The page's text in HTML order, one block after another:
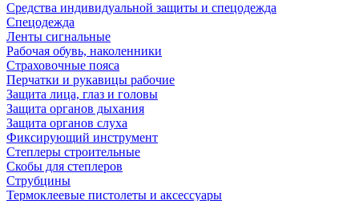
Средства индивидуальной защиты и спецодежда
Спецодежда
Ленты сигнальные
Рабочая обувь, наколенники
Страховочные пояса
Перчатки и рукавицы рабочие
Защита лица, глаз и головы
Защита органов дыхания
Защита органов слуха
Фиксирующий инструмент
Степлеры строительные
Скобы для степлеров
Струбцины
Термоклеевые пистолеты и аксессуары